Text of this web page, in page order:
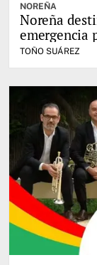
NOREÑA
Noreña
emergencia
TOÑO SUÁREZ